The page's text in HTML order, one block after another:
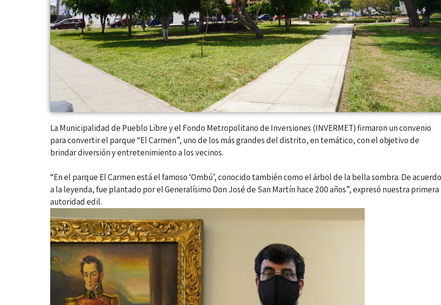
La Municipalidad de Pueblo Libre y el Fondo Metropolitano de Inversiones (INVERMET) firmaron un convenio
para convertir el parque “El Carmen”, uno de los más grandes del distrito, en temático, con el objetivo de
brindar diversión y entretenimiento a los vecinos.
“En el parque El Carmen está el famoso ‘Ombú’, conocido también como el árbol de la bella sombra. De acuerdo
a la leyenda, fue plantado por el Generalísimo Don José de San Martín hace 200 años”, expresó nuestra primera
autoridad edil.